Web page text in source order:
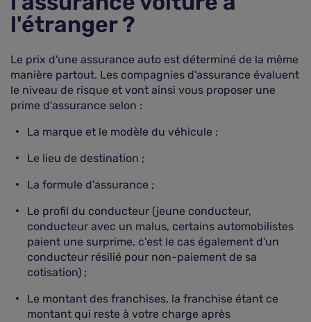
l'étranger ?
Le prix d'une assurance auto est déterminé de la même
manière partout. Les compagnies d'assurance évaluent
le niveau de risque et vont ainsi vous proposer une
prime d'assurance selon :
La marque et le modèle du véhicule ;
Le lieu de destination ;
La formule d'assurance ;
Le profil du conducteur (jeune conducteur,
conducteur avec un malus, certains automobilistes
paient une surprime, c'est le cas également d'un
conducteur résilié pour non-paiement de sa
cotisation) ;
Le montant des franchises, la franchise étant ce
montant qui reste à votre charge après